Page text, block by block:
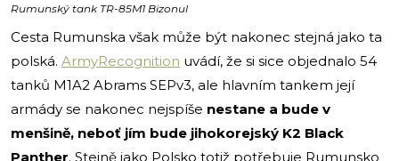
Rumunský tank TR-85M1 Bizonul
Cesta Rumunska však může být nakonec stejná jako ta
polská. ArmyRecognition uvádí, že si sice objednalo 54
tanků M1A2 Abrams SEPv3, ale hlavním tankem její
armády se nakonec nejspíše nestane a bude v
menšině, neboť jím bude jihokorejský K2 Black
Panther. Stejně jako Polsko totiž potřebuje Rumunsko